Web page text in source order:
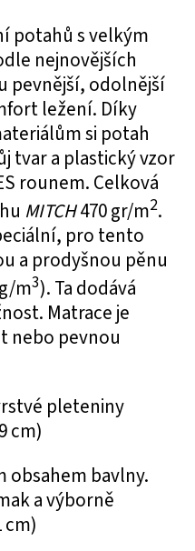
potahů s velkým
nejnovějších
pevnější, odolnější
ležení. Díky
si potah
tvar a plastický vzor
rounem. Celková
MITCH470 gr/m2.
pro tento
a prodyšnou pěnu
m3). Ta dodává
Matrace je
nebo pevnou
pleteniny
cm)
obsahem bavlny.
a výborně